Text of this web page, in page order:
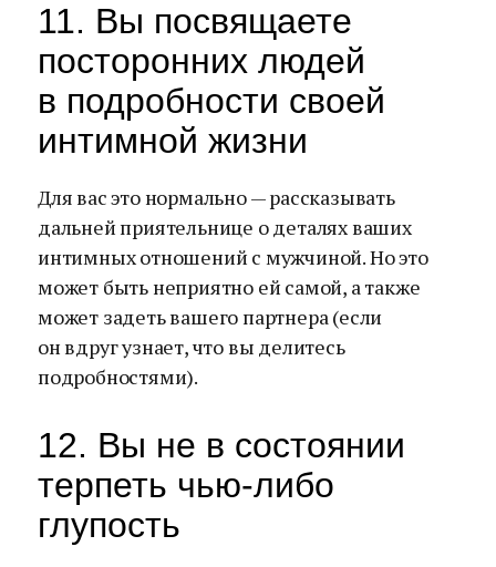
11. Вы посвящаете
посторонних людей
в подробности своей
интимной жизни
Для вас это нормально — рассказывать
дальней приятельнице о деталях ваших
интимных отношений с мужчиной. Но это
может быть неприятно ей самой, а также
может задеть вашего партнера (если
он вдруг узнает, что вы делитесь
подробностями).
12. Вы не в состоянии
терпеть чью-либо
глупость